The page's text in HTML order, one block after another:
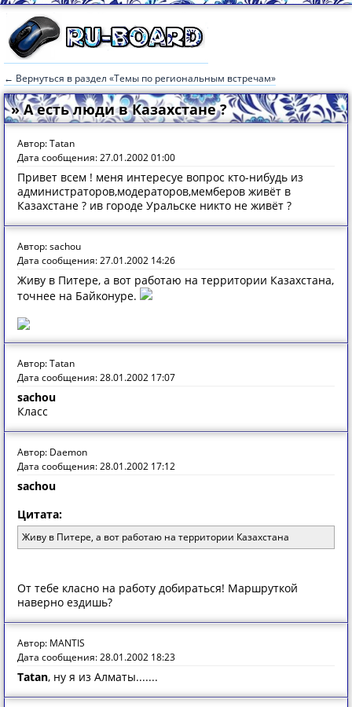
← Вернуться в раздел «Темы по региональным встречам»
» А есть люди в Казахстане ?
Автор: Tatan
Дата сообщения: 27.01.2002 01:00
Привет всем ! меня интересуе вопрос кто-нибудь из
администраторов,модераторов,мемберов живёт в
Казахстане ? ив городе Уральске никто не живёт ?
Автор: sachou
Дата сообщения: 27.01.2002 14:26
Живу в Питере, а вот работаю на территории Казахстана,
точнее на Байконуре.
Автор: Tatan
Дата сообщения: 28.01.2002 17:07
sachou
Класс
Автор: Daemon
Дата сообщения: 28.01.2002 17:12
sachou
Цитата:
Живу в Питере, а вот работаю на территории Казахстана
От тебе класно на работу добираться! Маршруткой
наверно ездишь?
Автор: MANTIS
Дата сообщения: 28.01.2002 18:23
Tatan, ну я из Алматы.......